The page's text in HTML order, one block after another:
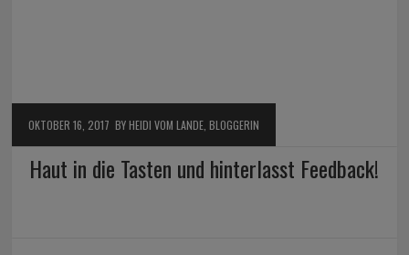
OKTOBER 16, 2017 BY HEIDI VOM LANDE, BLOGGERIN
Haut in die Tasten und hinterlasst Feedback!